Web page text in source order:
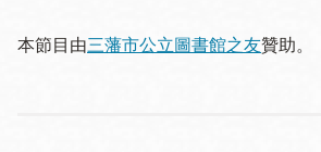
本節目由三藩市公立圖書館之友贊助。